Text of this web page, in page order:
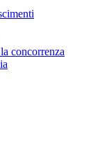
concorrenza